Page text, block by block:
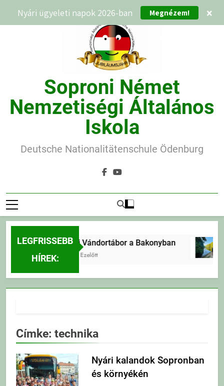
Soproni Német
Nemzetiségi Általános
Iskola
Deutsche Nationalitätenschule Ödenburg
LEGFRISSEBB
HÍREK:
Erdei Vándortábor a Bakonyban
3 Nap Ezelőtt
Címke: technika
Nyári kalandok Sopronban
és környékén
Nyári ügyeleti napok 2026-ban Megnézem! ×